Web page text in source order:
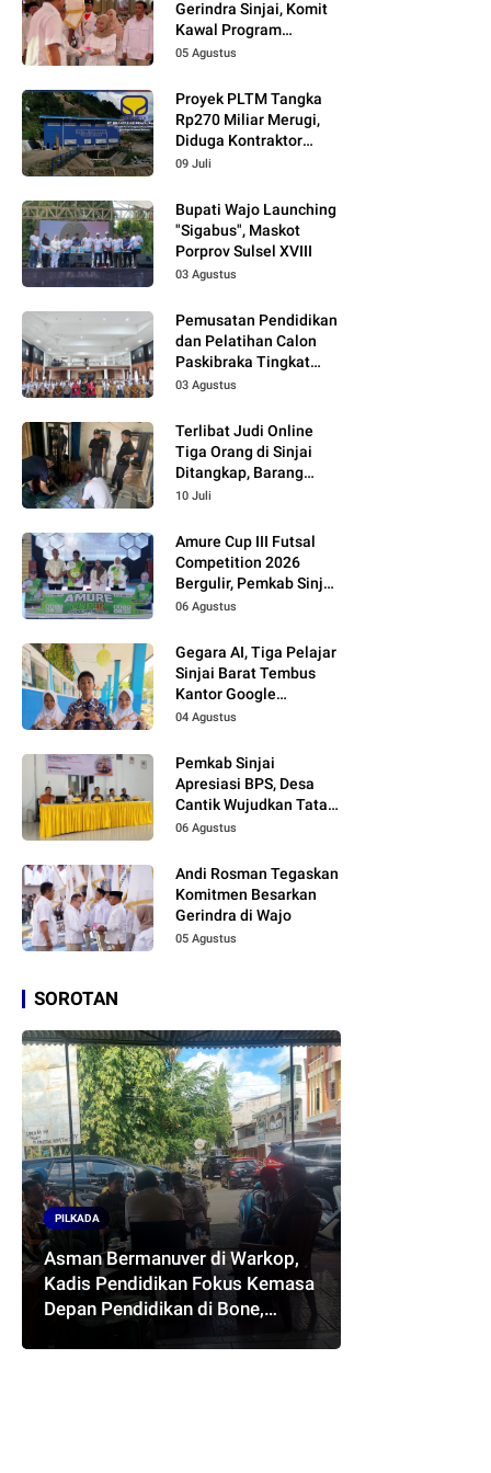
Gerindra Sinjai, Komit
Kawal Program
Prabowo
05 Agustus
Proyek PLTM Tangka
Rp270 Miliar Merugi,
Diduga Kontraktor
Tidak Profesional,
09 Juli
Bupati Wajo Launching
"Sigabus", Maskot
Porprov Sulsel XVIII
03 Agustus
Pemusatan Pendidikan
dan Pelatihan Calon
Paskibraka Tingkat
Kabupaten Tahun 2026
03 Agustus
Terlibat Judi Online
Tiga Orang di Sinjai
Ditangkap, Barang
Bukti Kupon Putih
10 Juli
Amure Cup III Futsal
Competition 2026
Bergulir, Pemkab Sinjai
Dukung Pembinaan
06 Agustus
Gegara AI, Tiga Pelajar
Sinjai Barat Tembus
Kantor Google
Indonesia
04 Agustus
Pemkab Sinjai
Apresiasi BPS, Desa
Cantik Wujudkan Tata
Kelola Data Terpadu
06 Agustus
Andi Rosman Tegaskan
Komitmen Besarkan
Gerindra di Wajo
05 Agustus
SOROTAN
PILKADA
Asman Bermanuver di Warkop,
Kadis Pendidikan Fokus Kemasa
Depan Pendidikan di Bone,
Akankah Terwujud Pasangan